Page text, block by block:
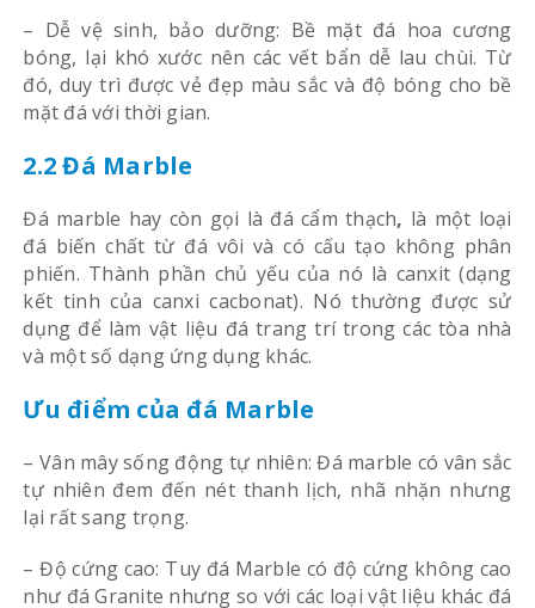
– Dễ vệ sinh, bảo dưỡng: Bề mặt đá hoa cương
bóng, lại khó xước nên các vết bẩn dễ lau chùi. Từ
đó, duy trì được vẻ đẹp màu sắc và độ bóng cho bề
mặt đá với thời gian.
2.2 Đá Marble
Đá marble hay còn gọi là đá cẩm thạch, là một loại
đá biến chất từ đá vôi và có cấu tạo không phân
phiến. Thành phần chủ yếu của nó là canxit (dạng
kết tinh của canxi cacbonat). Nó thường được sử
dụng để làm vật liệu đá trang trí trong các tòa nhà
và một số dạng ứng dụng khác.
Ưu điểm của đá Marble
– Vân mây sống động tự nhiên: Đá marble có vân sắc
tự nhiên đem đến nét thanh lịch, nhã nhặn nhưng
lại rất sang trọng.
– Độ cứng cao: Tuy đá Marble có độ cứng không cao
như đá Granite nhưng so với các loại vật liệu khác đá